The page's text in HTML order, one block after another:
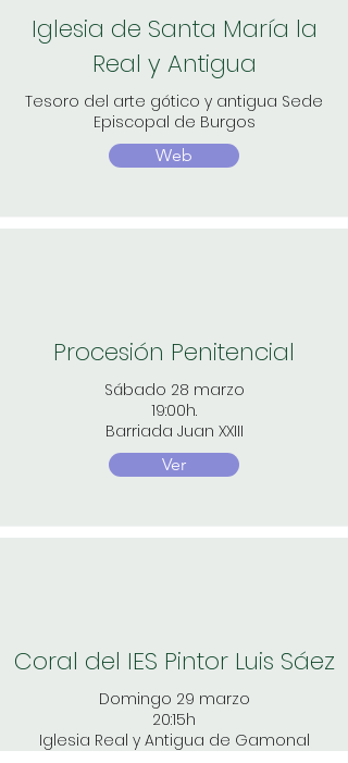
Iglesia de Santa María la
Real y Antigua
Tesoro del arte gótico y antigua Sede
Episcopal de Burgos
Web
Procesión Penitencial
Sábado 28 marzo
19:00h.
Barriada Juan XXIII
Ver
Coral del IES Pintor Luis Sáez
Domingo 29 marzo
20:15h
Iglesia Real y Antigua de Gamonal